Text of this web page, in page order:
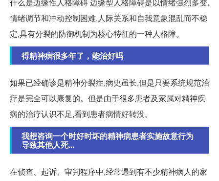
情绪调节和冲动控制困难,人际关系和自我意象混乱而不稳
定,具有分裂的防御机制为核心特征的一种人格障。
得精神病很多年了，能治好吗
如果已经确诊是精神分裂症,病史虽长,但是只要系统规范治
疗是完全可以康复的。但是由于很多患者及家属对精神疾
病的治疗认识不足,看到患者病情好转没。
我想咨询一个时好时坏的精神病患者实施故意行为
导致其他人死...
在侦查、起诉、审判程序中,经常遇到有不少精神病人的家